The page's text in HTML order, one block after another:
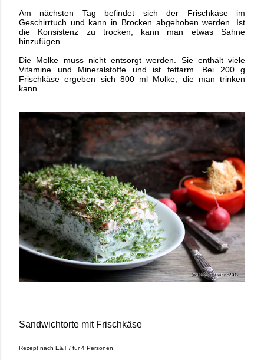
Am nächsten Tag befindet sich der Frischkäse im
Geschirrtuch und kann in Brocken abgehoben werden. Ist
die Konsistenz zu trocken, kann man etwas Sahne
hinzufügen
Die Molke muss nicht entsorgt werden. Sie enthält viele
Vitamine und Mineralstoffe und ist fettarm. Bei 200 g
Frischkäse ergeben sich 800 ml Molke, die man trinken
kann.
Sandwichtorte mit Frischkäse
Rezept nach E&T / für 4 Personen